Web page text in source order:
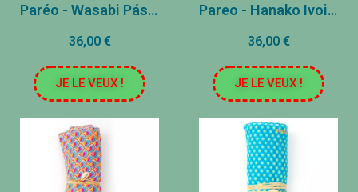
Paréo - Wasabi Páscoa
36,00 €
JE LE VEUX !
Pareo - Hanako Ivoire
36,00 €
JE LE VEUX !